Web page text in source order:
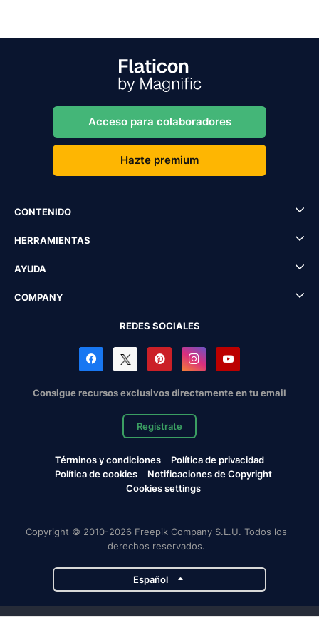
Acceso para colaboradores
Hazte premium
CONTENIDO
HERRAMIENTAS
AYUDA
COMPANY
REDES SOCIALES
Consigue recursos exclusivos directamente en tu email
Regístrate
Términos y condiciones
Política de privacidad
Política de cookies
Notificaciones de Copyright
Cookies settings
Copyright © 2010-2026 Freepik Company S.L.U. Todos los
derechos reservados.
Español